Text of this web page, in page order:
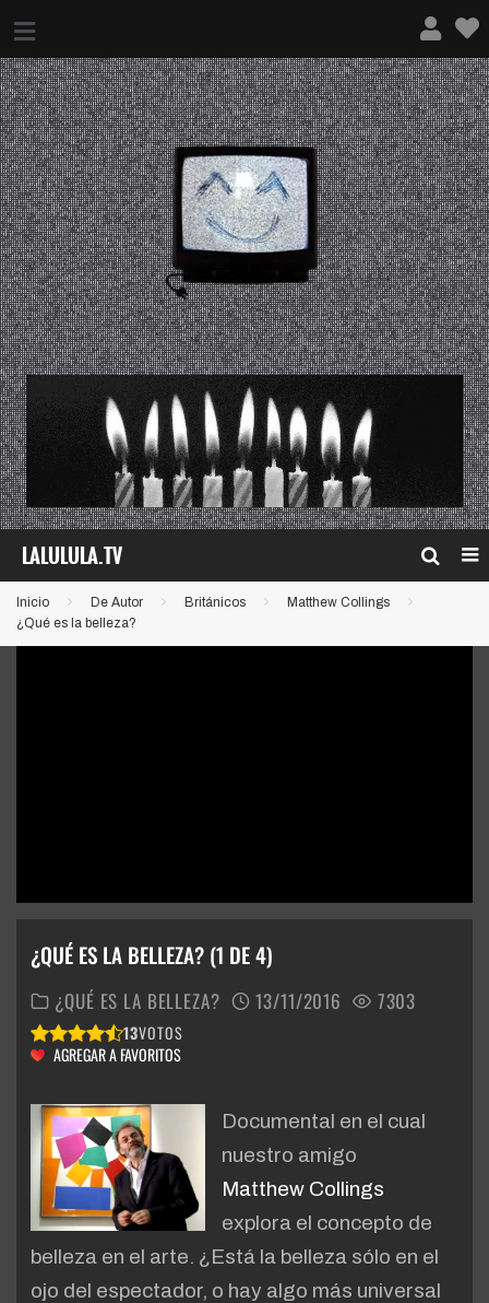
¿QUÉ ES ESTO?
Inicio De Autor Británicos
Matthew Collings
¿Qué es la belleza?
¿QUÉ ES LA BELLEZA? (1 DE 4)
¿QUÉ ES LA BELLEZA? 13/11/2016 7303
13VOTOS
AGREGAR A FAVORITOS
Documental en el cual
nuestro amigo
Matthew Collings
explora el concepto de
belleza en el arte. ¿Está la belleza sólo en el
ojo del espectador, o hay algo más universal